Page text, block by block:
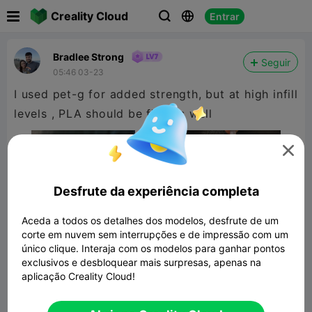
Creality Cloud   Entrar
Bradlee Strong
05:46 03-23
Seguir
I used pet-g for added strength, but at high infill
levels , PLA should be fine as well

Desfrute da experiência completa
Aceda a todos os detalhes dos modelos, desfrute de um
corte em nuvem sem interrupções e de impressão com um
único clique. Interaja com os modelos para ganhar pontos
exclusivos e desbloquear mais surpresas, apenas na
aplicação Creality Cloud!